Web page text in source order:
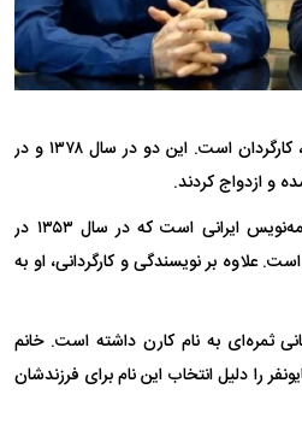
رویا میرعلمی همسر حسین کیانی، کارگردان است. این دو در سال ۱۳۷۸ و در
و ازدواج کردند.
حسین کیانی، کارگردان و نمایشنامه‌نویس ایرانی است که در سال ۱۳۵۳ در
علاوه بر نویسندگی و کارگردانی، او به
ثمره‌ای به نام کارن داشته است. خانم
را دلیل انتخاب این نام برای فرزندشان